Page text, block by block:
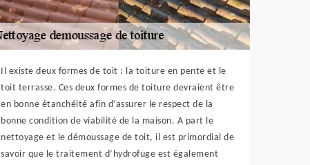
Il existe deux formes de toit : la toiture en pente et le
toit terrasse. Ces deux formes de toiture devraient être
en bonne étanchéité afin d’assurer le respect de la
bonne condition de viabilité de la maison. A part le
nettoyage et le démoussage de toit, il est primordial de
savoir que le traitement d’hydrofuge est également